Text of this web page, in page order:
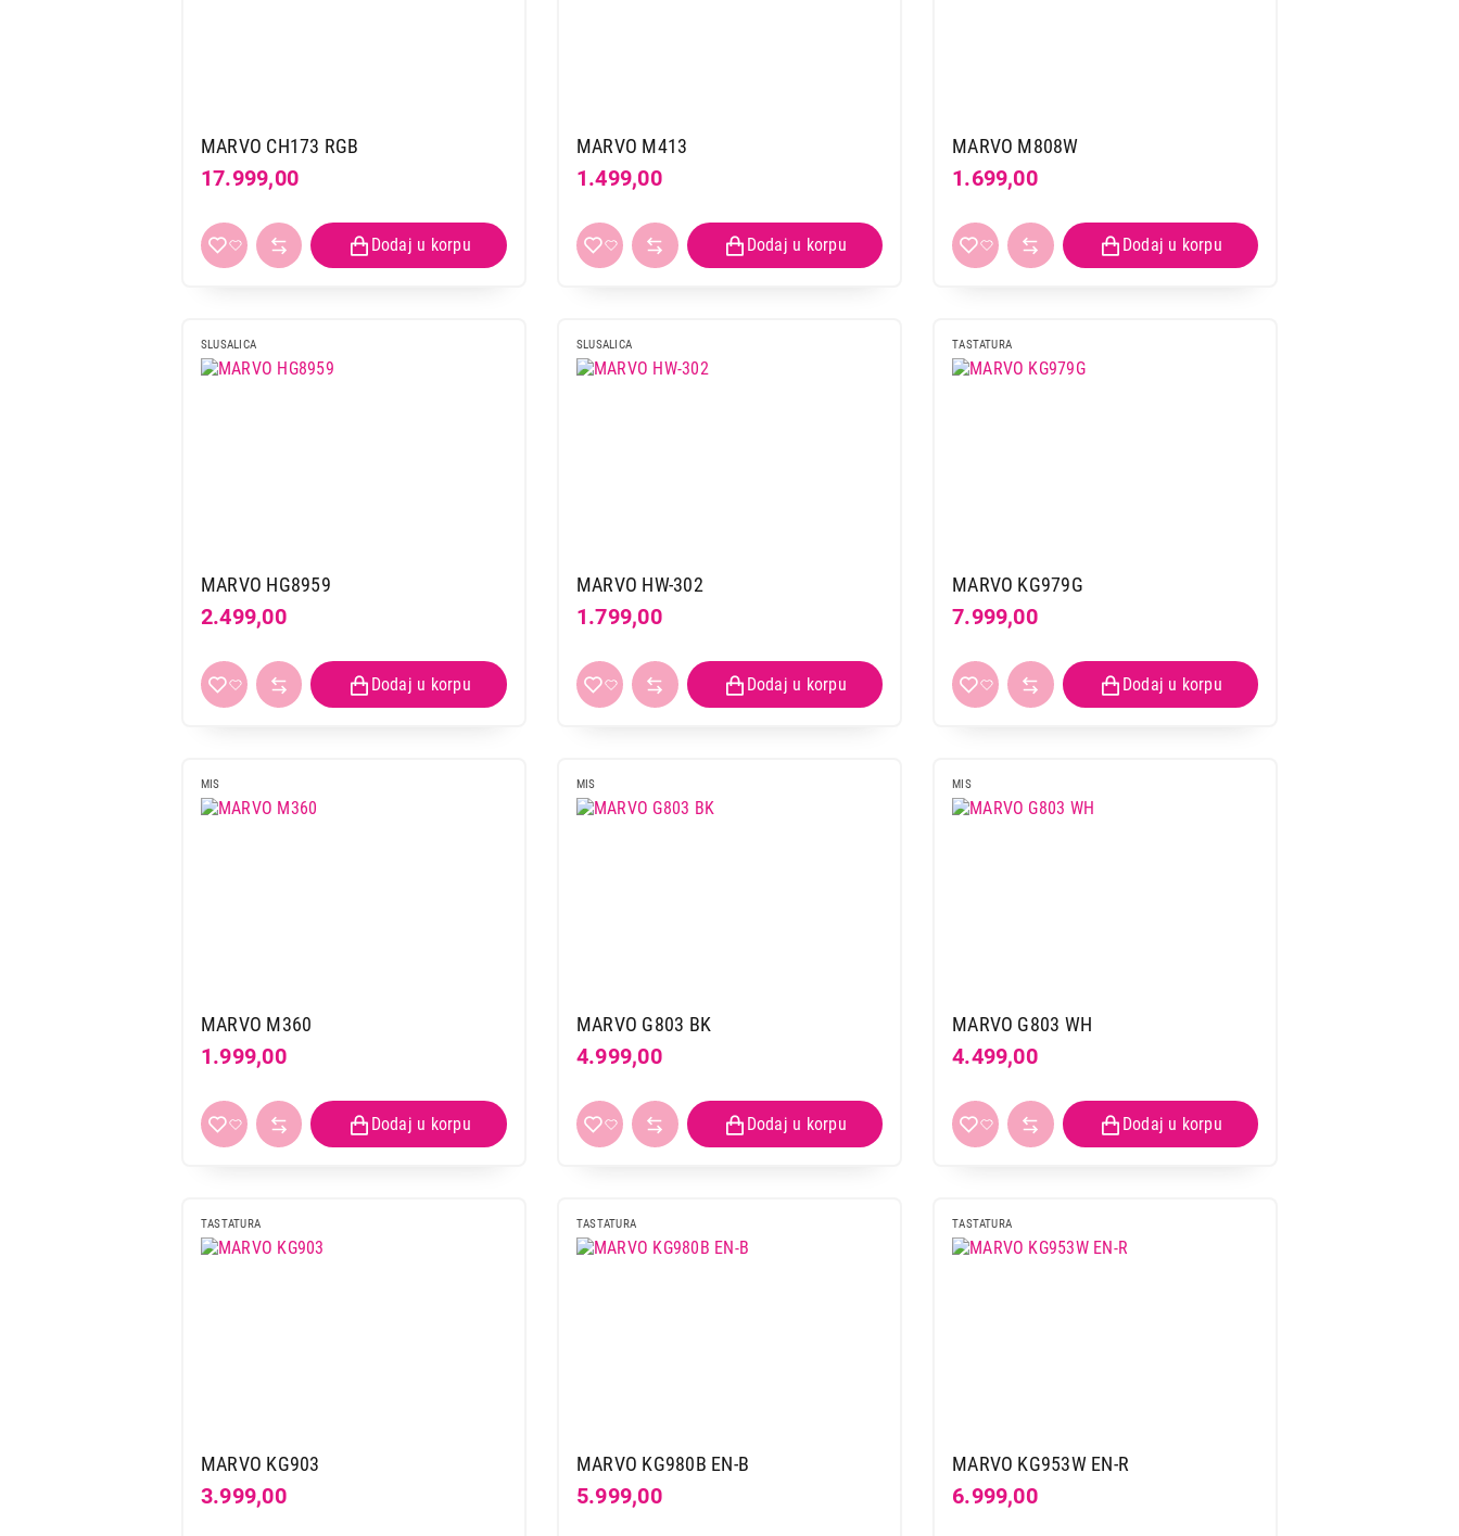
MARVO CH173 RGB
17.999,00
MARVO M413
1.499,00
MARVO M808W
1.699,00
SLUSALICA
MARVO HG8959
2.499,00
SLUSALICA
MARVO HW-302
1.799,00
TASTATURA
MARVO KG979G
7.999,00
MIS
MARVO M360
1.999,00
MIS
MARVO G803 BK
4.999,00
MIS
MARVO G803 WH
4.499,00
TASTATURA
MARVO KG903
3.999,00
TASTATURA
MARVO KG980B EN-B
5.999,00
TASTATURA
MARVO KG953W EN-R
6.999,00